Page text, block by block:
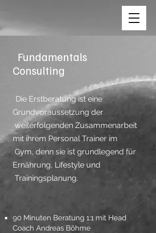
Fundamentals
Consulting
Die Erstberatung ist eine
Grundvoraussetzung der
weiterfolgenden Zusammenarbeit
mit ihrem Personal Trainer im
Gym, denn sie ist grundlegend für
Ernährung, Lifestyle und
Trainingsplanung.
90 Minuten Beratung 1:1 mit Head
Coach Andreas Böhme